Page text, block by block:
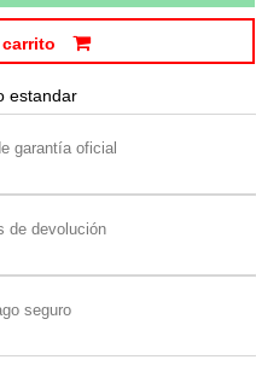
estandar
garantía oficial
de devolución
seguro